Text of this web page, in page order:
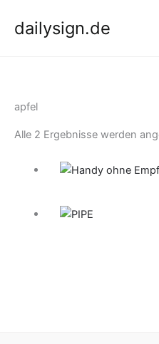
Inhaltdailysign.de
apfel
Alle 2 Ergebnisse werden